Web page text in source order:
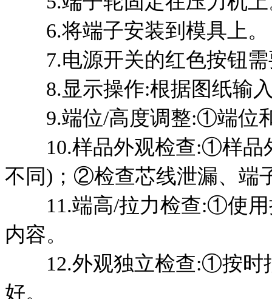
6.将端子安装到模具上。
7.电源开关的红色按钮需
8.显示操作:根据图纸输入
9.端位/高度调整:①端位
10.样品外观检查:①样品
不同)；②检查芯线泄漏、端
11.端高/拉力检查:①使用
内容。
12.外观独立检查:①按时
好。